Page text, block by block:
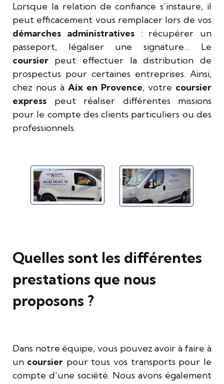
Lorsque la relation de confiance s’instaure, il
peut efficacement vous remplacer lors de vos
démarches administratives : récupérer un
passeport, légaliser une signature… Le
coursier peut effectuer la distribution de
prospectus pour certaines entreprises. Ainsi,
chez nous à Aix en Provence, votre coursier
express peut réaliser différentes missions
pour le compte des clients particuliers ou des
professionnels.
Quelles sont les différentes
prestations que nous
proposons ?
Dans notre équipe, vous pouvez avoir à faire à
un coursier pour tous vos transports pour le
compte d’une société. Nous avons également